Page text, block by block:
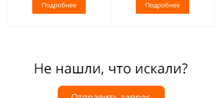
Подробнее Подробнее